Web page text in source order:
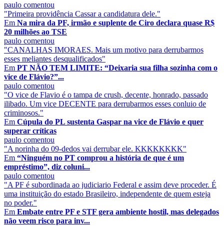
paulo comentou
"Primeira providência Cassar a candidatura dele."
Em Na mira da PF, irmão e suplente de Ciro declara quase R$
20 milhões ao TSE
paulo comentou
"CANALHAS IMORAES. Mais um motivo para derrubarmos
esses meliantes desqualificados"
Em PT NÃO TEM LIMITE: “Deixaria sua filha sozinha com o
vice de Flávio?”...
paulo comentou
"O vice de Flavio é o tampa de crush, decente, honrado, passado
ilibado. Um vice DECENTE para derrubarmos esses conluio de
criminosos."
Em Cúpula do PL sustenta Gaspar na vice de Flávio e quer
superar críticas
paulo comentou
"A norinha do 09-dedos vai derrubar ele. KKKKKKKK"
Em “Ninguém no PT comprou a história de que é um
empréstimo”, diz coluni...
paulo comentou
"A PF é subordinada ao judiciario Federal e assim deve proceder. É
uma instituição do estado Brasileiro, independente de quem esteja
no poder."
Em Embate entre PF e STF gera ambiente hostil, mas delegados
não veem risco para inv...